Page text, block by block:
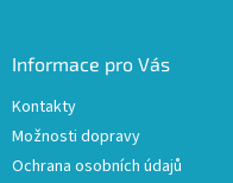
Informace pro Vás
Kontakty
Možnosti dopravy
Ochrana osobních údajů